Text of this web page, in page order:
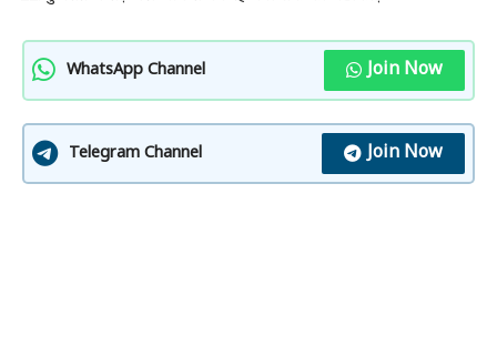
WhatsApp Channel Join Now
Telegram Channel Join Now